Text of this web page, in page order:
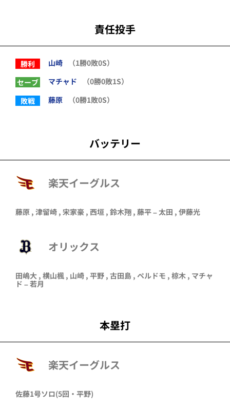
責任投手
勝利 山崎
（1勝0敗0S）
セーブ
マチャド
（0勝0敗1S）
敗戦
藤原 （0勝1敗0S）
バッテリー
楽天イーグルス
藤原 , 津留崎 , 宋家豪 , 西垣 , 鈴木翔 , 藤平–太田 , 伊藤光
オリックス
田嶋大 , 横山楓 , 山崎 , 平野 , 古田島 , ペルドモ , 椋木 , マチャ
ド –若月
本塁打
楽天イーグルス
佐藤1号ソロ(5回・ 平野)